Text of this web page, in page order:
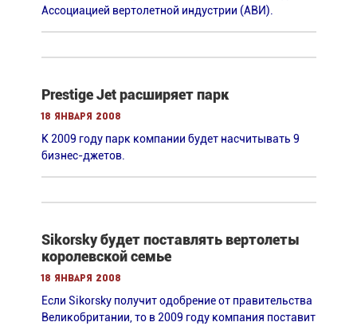
Ассоциацией вертолетной индустрии (АВИ).
Prestige Jet расширяет парк
18 января 2008
К 2009 году парк компании будет насчитывать 9
бизнес-джетов.
Sikorsky будет поставлять вертолеты
королевской семье
18 января 2008
Если Sikorsky получит одобрение от правительства
Великобритании, то в 2009 году компания поставит